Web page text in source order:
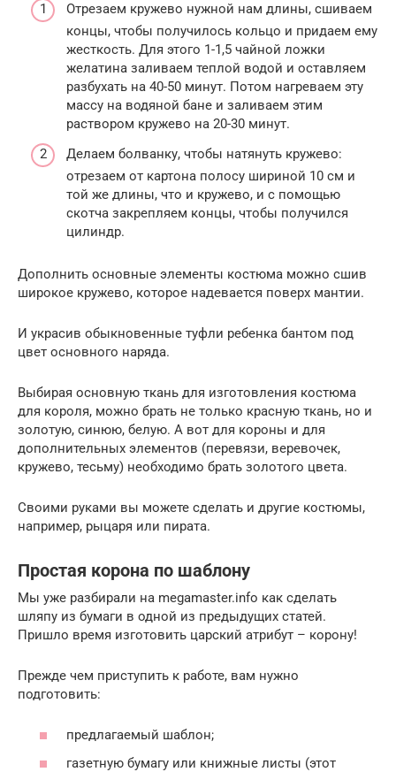
Отрезаем кружево нужной нам длины, сшиваем
концы, чтобы получилось кольцо и придаем ему
жесткость. Для этого 1-1,5 чайной ложки
желатина заливаем теплой водой и оставляем
разбухать на 40-50 минут. Потом нагреваем эту
массу на водяной бане и заливаем этим
раствором кружево на 20-30 минут.
Делаем болванку, чтобы натянуть кружево:
отрезаем от картона полосу шириной 10 см и
той же длины, что и кружево, и с помощью
скотча закрепляем концы, чтобы получился
цилиндр.
Дополнить основные элементы костюма можно сшив
широкое кружево, которое надевается поверх мантии.
И украсив обыкновенные туфли ребенка бантом под
цвет основного наряда.
Выбирая основную ткань для изготовления костюма
для короля, можно брать не только красную ткань, но и
золотую, синюю, белую. А вот для короны и для
дополнительных элементов (перевязи, веревочек,
кружево, тесьму) необходимо брать золотого цвета.
Своими руками вы можете сделать и другие костюмы,
например, рыцаря или пирата.
Простая корона по шаблону
Мы уже разбирали на megamaster.info как сделать
шляпу из бумаги в одной из предыдущих статей.
Пришло время изготовить царский атрибут – корону!
Прежде чем приступить к работе, вам нужно
подготовить:
предлагаемый шаблон;
газетную бумагу или книжные листы (этот